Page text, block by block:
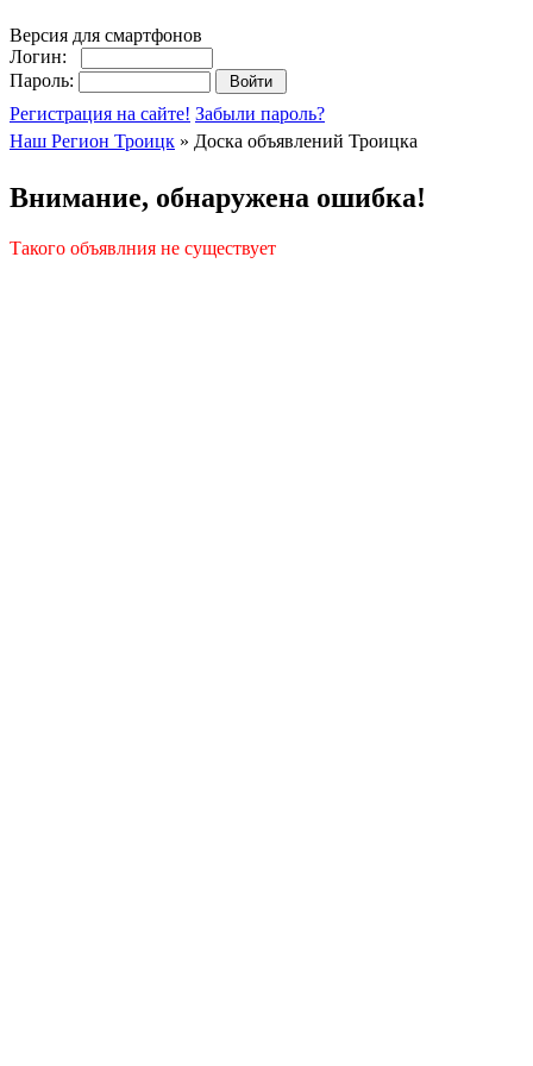
Версия для смартфонов
Логин:
Пароль:
Регистрация на сайте! Забыли пароль?
Наш Регион Троицк » Доска объявлений Троицка
Внимание, обнаружена ошибка!
Такого объявлния не существует